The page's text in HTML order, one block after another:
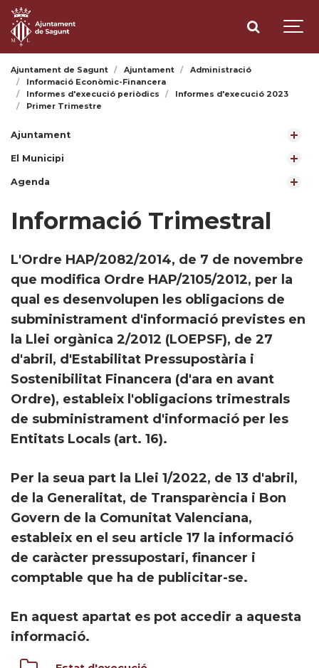
Ajuntament de Sagunt Ajuntament
Administració
Informació Econòmic-Financera
Informes d'execució periòdics
Informes d'execució 2023
Primer Trimestre
Ajuntament
El Municipi
Agenda
Informació Trimestral
L'Ordre HAP/2082/2014, de 7 de novembre
que modifica Ordre HAP/2105/2012, per la
qual es desenvolupen les obligacions de
subministrament d'informació previstes en
la Llei orgànica 2/2012 (LOEPSF), de 27
d'abril, d'Estabilitat Pressupostària i
Sostenibilitat Financera (d'ara en avant
Ordre), estableix l'obligacions trimestrals
de subministrament d'informació per les
Entitats Locals (art. 16).
Per la seua part la Llei 1/2022, de 13 d'abril,
de la Generalitat, de Transparència i Bon
Govern de la Comunitat Valenciana,
estableix en el seu article 17 la informació
de caràcter pressupostari, financer i
comptable que ha de publicitar-se.
En aquest apartat es pot accedir a aquesta
informació.